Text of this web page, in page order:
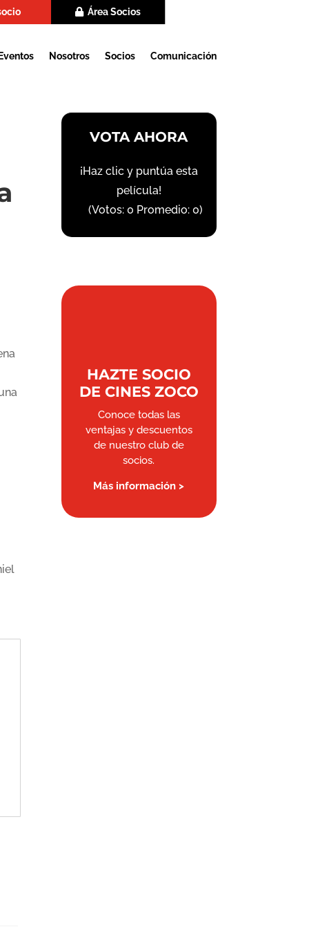
Área Socios
Nosotros Socios Comunicación
VOTA AHORA
¡Haz clic y puntúa esta
película!
(Votos:0 Promedio:0)
HAZTE SOCIO
DE CINES ZOCO
Conoce todas las
ventajas y descuentos
de nuestro club de
socios.
Más información >